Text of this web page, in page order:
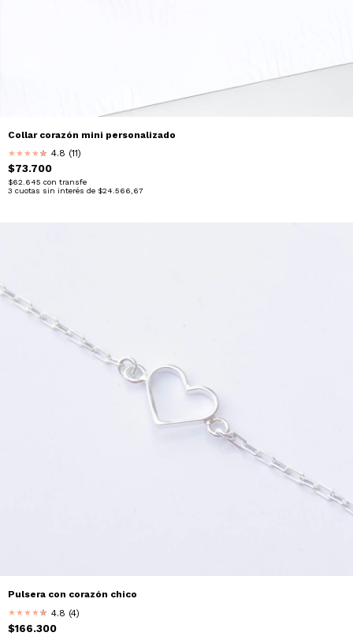
Collar corazón mini personalizado
★★★★★
★ 4.8 (11)
$73.700
$62.645 con transfe
3 cuotas sin interés de $24.566,67
Pulsera con corazón chico
★★★★★
★ 4.8 (4)
$166.300